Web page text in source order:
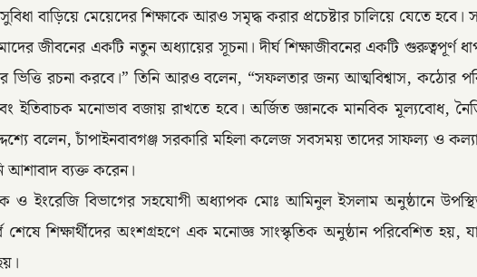
বাড়িয়ে মেয়েদের শিক্ষাকে আরও সমৃদ্ধ করার প্রচেষ্টার চালিয়ে যেতে
জীবনের একটি নতুন অধ্যায়ের সূচনা। দীর্ঘ শিক্ষাজীবনের একটি গুরুত্বপূর্ণ
ভিত্তি রচনা করবে।” তিনি আরও বলেন, “সফলতার জন্য আত্মবিশ্বাস, কঠোর
মনোভাব বজায় রাখতে হবে। অর্জিত জ্ঞানকে মানবিক মূল্যবোধ,
বলেন, চাঁপাইনবাবগঞ্জ সরকারি মহিলা কলেজ সবসময় তাদের সাফল্য ও কল্যাণ
আশাবাদ ব্যক্ত করেন।
ও ইংরেজি বিভাগের সহযোগী অধ্যাপক মোঃ আমিনুল ইসলাম অনুষ্ঠানে
শিক্ষার্থীদের অংশগ্রহণে এক মনোজ্ঞ সাংস্কৃতিক অনুষ্ঠান পরিবেশিত হয়,